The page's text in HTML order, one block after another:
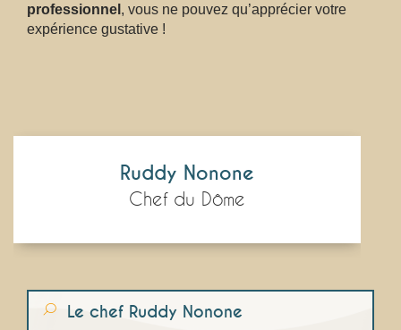
professionnel , vous ne pouvez qu’apprécier votre
expérience gustative !
Ruddy Nonone
Chef du Dôme
Le chef Ruddy Nonone